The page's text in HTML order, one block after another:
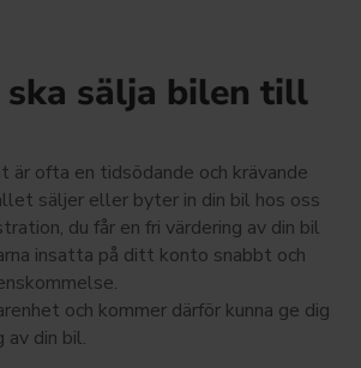
sälja bilen till
är ofta en tidsödande och krävande
säljer eller byter in din bil hos oss
du får en fri värdering av din bil
insatta på ditt konto snabbt och
och kommer därför kunna ge dig
av din bil.